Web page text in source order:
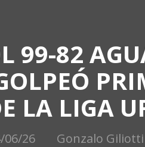
99-82
LA LIGA
06/26 Gonzalo Giliotti